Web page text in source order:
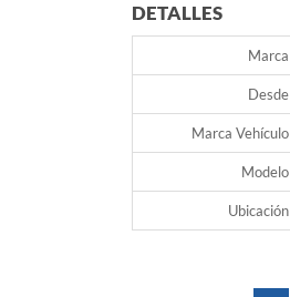
DETALLES
Marca
Desde
Marca Vehículo
Modelo
Ubicación